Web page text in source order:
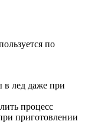
по
в лед даже при
процесс
приготовлении